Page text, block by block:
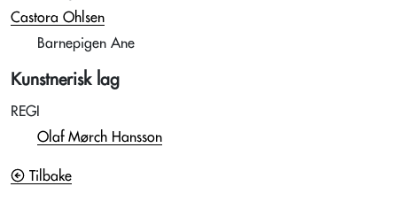
Castora Ohlsen
Barnepigen Ane
Kunstnerisk lag
REGI
Olaf Mørch Hansson
Tilbake